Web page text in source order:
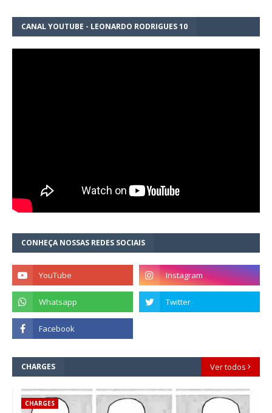
CANAL YOUTUBE - LEONARDO RODRIGUES 10
CONHEÇA NOSSAS REDES SOCIAIS
CHARGES Ver todos
CHARGES